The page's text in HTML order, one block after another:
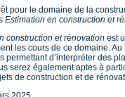
pour le domaine de la
Estimation en construction et
construction et rénovation est
les cours de ce domaine.
permettant d’interpréter des
serez également aptes à
de construction et de